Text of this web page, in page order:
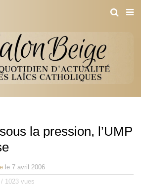
la pression, l’UMP
le 7 avril 2006
/ 1023 vues